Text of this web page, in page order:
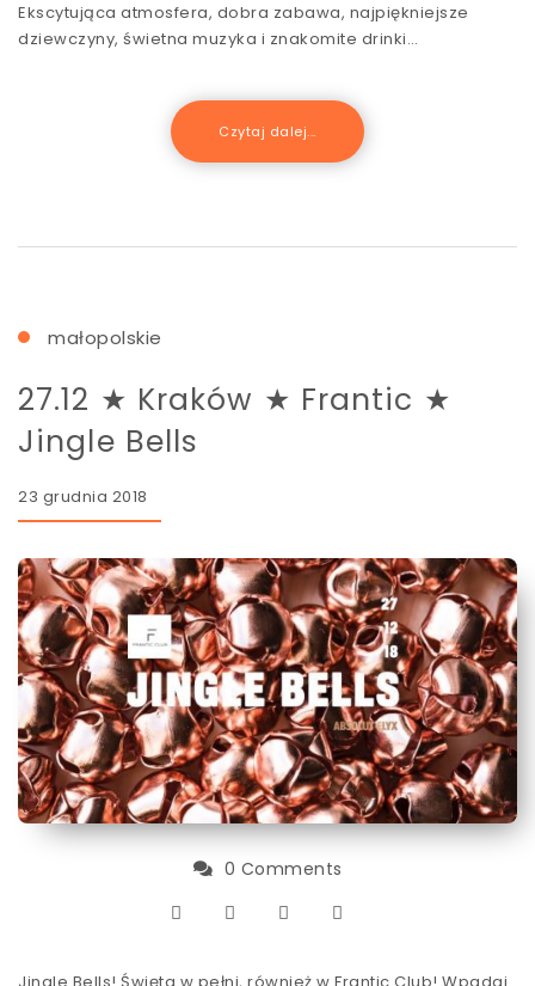
Ekscytująca atmosfera, dobra zabawa, najpiękniejsze
dziewczyny, świetna muzyka i znakomite drinki…
Czytaj dalej...
małopolskie
27.12 ★ Kraków ★ Frantic ★
Jingle Bells
23 grudnia 2018
0 Comments